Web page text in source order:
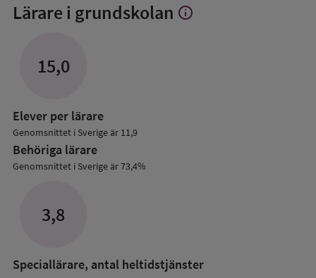
Lärare i grundskolan Visa
info
15,0
Elever per lärare
Genomsnittet i Sverige är 11,9
Behöriga lärare
Genomsnittet i Sverige är 73,4%
3,8
Speciallärare, antal heltidstjänster